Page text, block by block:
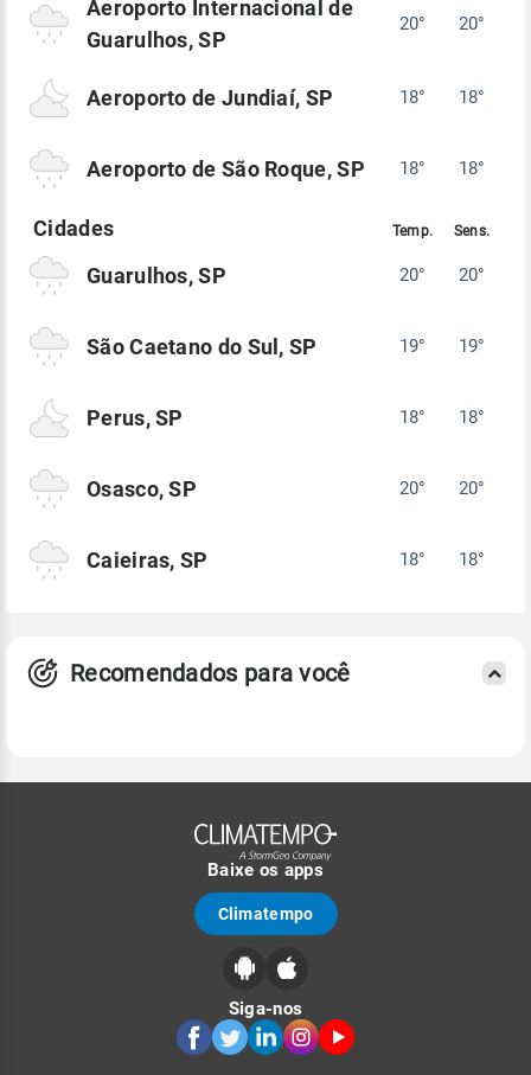
Aeroporto Internacional de
Guarulhos, SP
20° 20°
Aeroporto de Jundiaí, SP 18° 18°
Aeroporto de São Roque, SP 18° 18°
Guarulhos, SP 20° 20°
São Caetano do Sul, SP 19° 19°
Perus, SP 18° 18°
Osasco, SP 20° 20°
Caieiras, SP 18° 18°
Recomendados para você
Baixe os apps
Climatempo
Siga-nos